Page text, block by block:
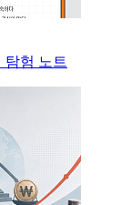
탐험 노트